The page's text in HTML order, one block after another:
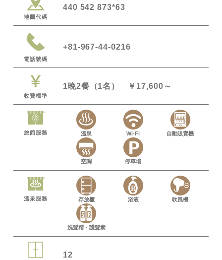
地圖代碼
440 542 873*63
電話號碼
+81-967-44-0216
收費標準
1晚2餐（1名） ￥17,600～
旅館服務 溫泉 Wi-Fi 自動販賣機
空調 停車場
溫泉服務 存放櫃 浴液 吹風機
洗髮精・護髮素
12